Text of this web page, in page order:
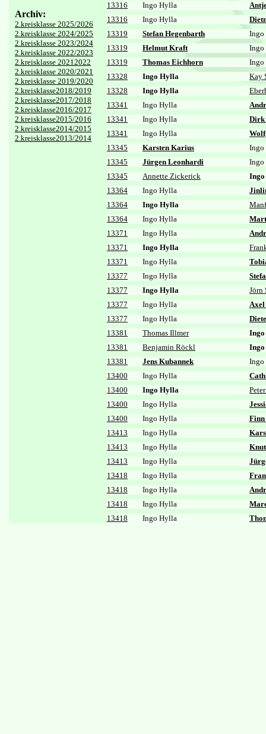
Archiv:
2.kreisklasse 2025/2026
2.kreisklasse 2024/2025
2.kreisklasse 2023/2024
2.kreisklasse 2022/2023
2.kreisklasse 20212022
2.kreisklasse 2020/2021
2.kreisklasse 2019/2020
2.kreisklasse2018/2019
2.kreisklasse2017/2018
2.kreisklasse2016/2017
2.kreisklasse2015/2016
2.kreisklasse2014/2015
2.kreisklasse2013/2014
13316
Ingo Hylla
13316
Ingo Hylla
13319
Stefan Hegenbarth
13319
Helmut Kraft
13319
Thomas Eichhorn
13328
Ingo Hylla
Kay
13328
Ingo Hylla
13341
Ingo Hylla
13341
Ingo Hylla
Dirk
13341
Ingo Hylla
13345
Karsten Karius
13345
Jürgen Leonhardi
13345
Annette Zickerick
13364
Ingo Hylla
13364
Ingo Hylla
13364
Ingo Hylla
13371
Ingo Hylla
13371
Ingo Hylla
13371
Ingo Hylla
13377
Ingo Hylla
13377
Ingo Hylla
Jörn
13377
Ingo Hylla
13377
Ingo Hylla
13381
Thomas Illmer
13381
Benjamin Röckl
13381
Jens Kubannek
13400
Ingo Hylla
13400
Ingo Hylla
13400
Ingo Hylla
13400
Ingo Hylla
Finn
13413
Ingo Hylla
13413
Ingo Hylla
13413
Ingo Hylla
13418
Ingo Hylla
13418
Ingo Hylla
13418
Ingo Hylla
13418
Ingo Hylla